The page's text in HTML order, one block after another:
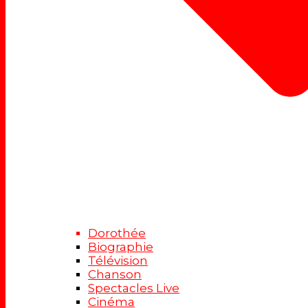
Dorothée
Biographie
Télévision
Chanson
Spectacles Live
Cinéma